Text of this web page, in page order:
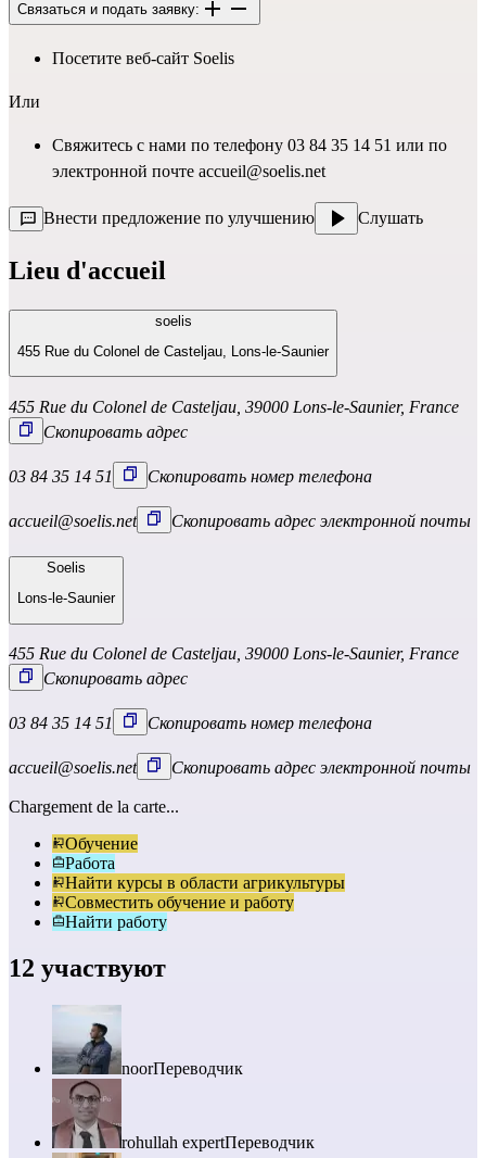
Связаться и подать заявку:
Посетите веб-сайт Soelis
Или
Свяжитесь с нами по телефону 03 84 35 14 51 или по
электронной почте accueil@soelis.net
Внести предложение по улучшению Слушать
Lieu d'accueil
soelis
455 Rue du Colonel de Casteljau, Lons-le-Saunier
455 Rue du Colonel de Casteljau, 39000 Lons-le-Saunier, France
Скопировать адрес
03 84 35 14 51 Скопировать номер телефона
accueil@soelis.net Скопировать адрес электронной почты
Soelis
Lons-le-Saunier
455 Rue du Colonel de Casteljau, 39000 Lons-le-Saunier, France
Скопировать адрес
03 84 35 14 51 Скопировать номер телефона
accueil@soelis.net Скопировать адрес электронной почты
Chargement de la carte...
Обучение
Работа
Найти курсы в области агрикультуры
Совместить обучение и работу
Найти работу
12 участвуют
noorПереводчик
rohullah expertПереводчик